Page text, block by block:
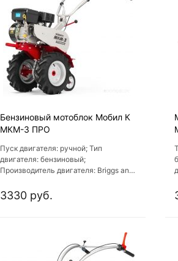
Бензиновый мотоблок Мобил К
МКМ-3 ПРО
Пуск двигателя: ручной; Тип
двигателя: бензиновый;
Производитель двигателя: Briggs and
см; Модель двигателя: RS950
3330 руб.